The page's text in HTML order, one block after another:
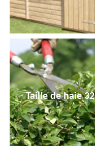
Taille de haie 32